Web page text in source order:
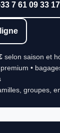
7 61 09 33 17
selon saison et
•
groupes,